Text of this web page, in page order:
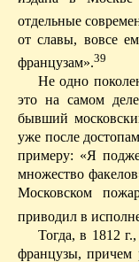
отдельные
от славы, вовсе
французам».39
Не одно
это на самом
бывший
уже после
примеру: «Я
множество
Московском
приводил в
Тогда, в 1812
французы, причем